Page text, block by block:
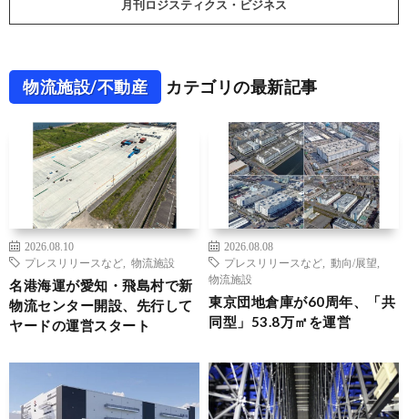
月刊ロジスティクス・ビジネス
物流施設/不動産 カテゴリの最新記事
2026.08.10
プレスリリースなど
物流施設
名港海運が愛知・飛島村で新
物流センター開設、先行して
ヤードの運営スタート
2026.08.08
プレスリリースなど
動向/展望
物流施設
東京団地倉庫が60周年、「共
同型」53.8万㎡を運営